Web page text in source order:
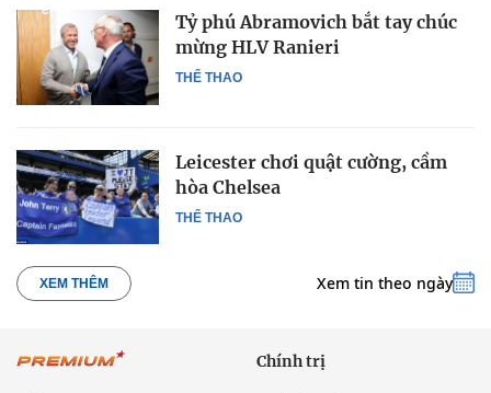
THỂ THAO
Tỷ phú Abramovich bắt tay chúc
mừng HLV Ranieri
THỂ THAO
Leicester chơi quật cường, cầm
hòa Chelsea
XEM THÊM Xem tin theo ngày
Chính trị